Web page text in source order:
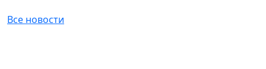
Все новости